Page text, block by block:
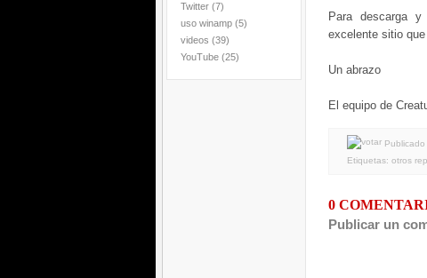
Twitter (7)
uso winamp (5)
videos (39)
YouTube (25)
Para descarga
excelente sitio
Un abrazo
El equipo de
Etiquetas: otros
0
Publicar un